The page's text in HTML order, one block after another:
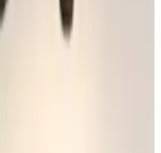
Modern Estetik